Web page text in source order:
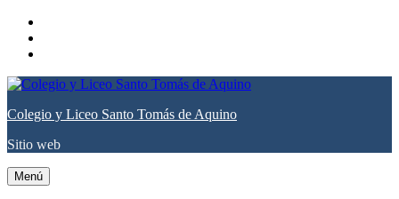
Colegio y Liceo Santo Tomás de Aquino
Sitio web
Menú